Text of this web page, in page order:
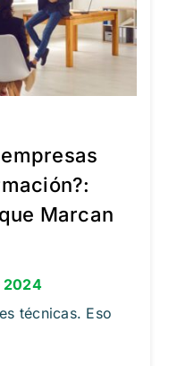
Marcan
2024
técnicas. Eso